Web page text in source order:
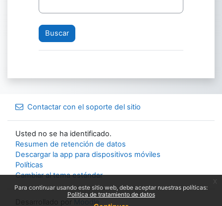
Contactar con el soporte del sitio
Usted no se ha identificado.
Resumen de retención de datos
Descargar la app para dispositivos móviles
Políticas
Cambiar al tema estándar
Moodle
Para continuar usando este sitio web, debe aceptar nuestras políticas:
Politica de tratamiento de datos